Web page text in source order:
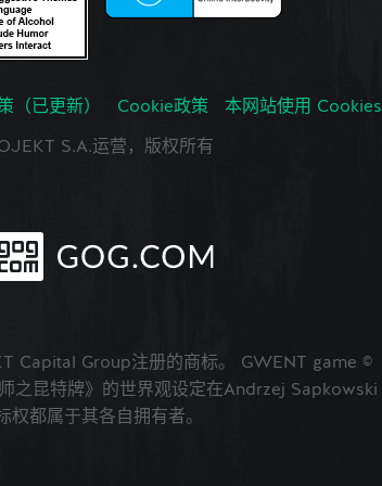
（已更新） Cookie政策 本网站使用 Cookies
S.A.运营，版权所有
Capital Group注册的商标。 GWENT game ©
之昆特牌》的世界观设定在Andrzej Sapkowski
都属于其各自拥有者。